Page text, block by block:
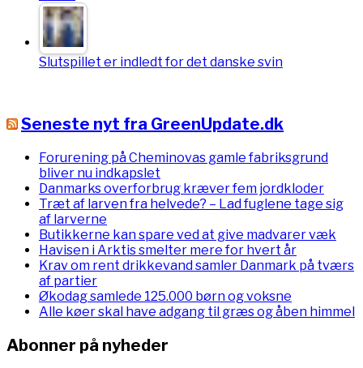
Slutspillet er indledt for det danske svin
Seneste nyt fra GreenUpdate.dk
Forurening på Cheminovas gamle fabriksgrund
bliver nu indkapslet
Danmarks overforbrug kræver fem jordkloder
Træt af larven fra helvede? – Lad fuglene tage sig
af larverne
Butikkerne kan spare ved at give madvarer væk
Havisen i Arktis smelter mere for hvert år
Krav om rent drikkevand samler Danmark på tværs
af partier
Økodag samlede 125.000 børn og voksne
Alle køer skal have adgang til græs og åben himmel
Abonner på nyheder